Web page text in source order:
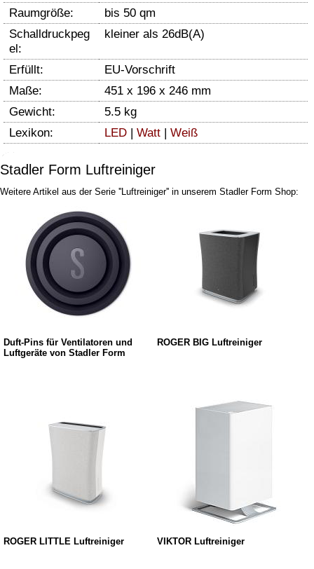
Raumgröße:
bis 50 qm
Schalldruckpeg
el:
kleiner als 26dB(A)
Erfüllt:
EU-Vorschrift
Maße:
451 x 196 x 246 mm
Gewicht:
5.5 kg
Lexikon:
LED | Watt | Weiß
Stadler Form Luftreiniger
Weitere Artikel aus der Serie ''Luftreiniger'' in unserem Stadler Form Shop:
Duft-Pins für Ventilatoren und
Luftgeräte von Stadler Form
ROGER BIG Luftreiniger
ROGER LITTLE Luftreiniger VIKTOR Luftreiniger